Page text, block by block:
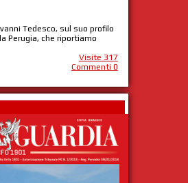
Tedesco, sul suo profilo
Perugia, che riportiamo
Visite 317
Commenti 0